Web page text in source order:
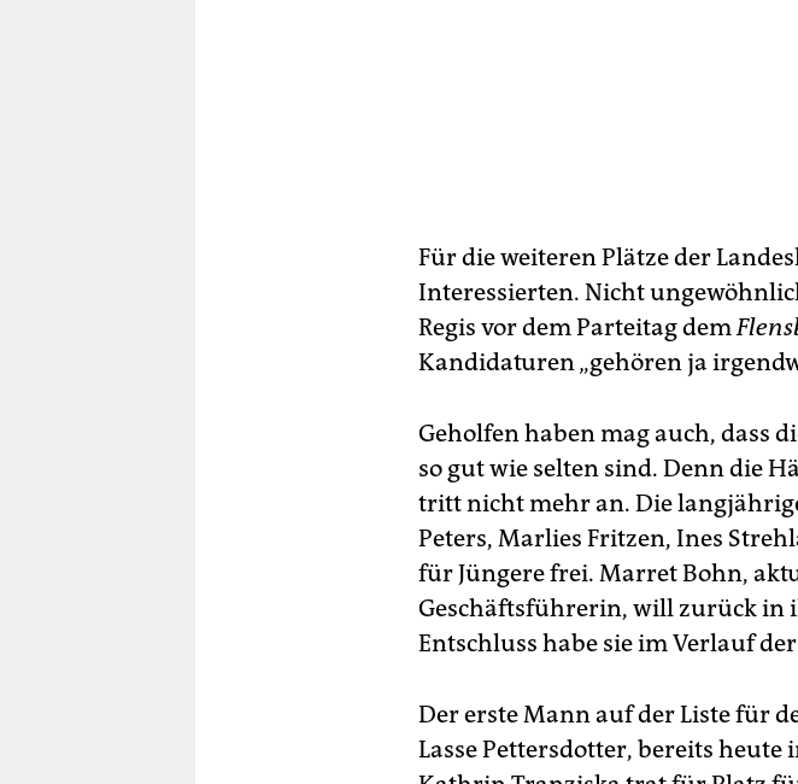
Für die weiteren Plätze der
Interessierten. Nicht
Regis vor dem Parteitag dem
Kandidaturen „gehören ja
Geholfen haben mag auch, dass
so gut wie selten sind. Denn die
tritt nicht mehr an. Die
Peters, Marlies Fritzen, Ines
für Jüngere frei. Marret Bohn,
Geschäftsführerin, will zurück in
Entschluss habe sie im Verlauf
Der erste Mann auf der Liste für
Lasse Pettersdotter, bereits